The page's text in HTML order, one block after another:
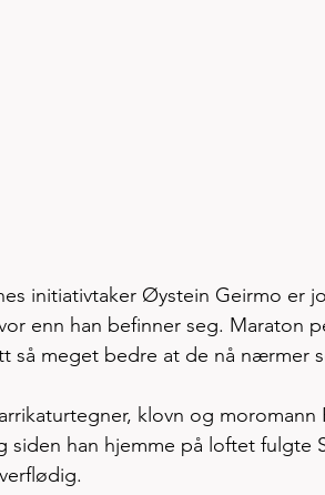
initiativtaker Øystein Geirmo er
enn han befinner seg. Maraton
så meget bedre at de nå nærmer
klovn og
siden han hjemme på loftet fulgte